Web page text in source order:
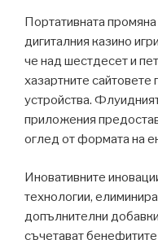
Портативната
дигиталния казино
че над шестдесет и
хазартните сайтовете
устройства.
приложения
оглед от формата на
Иновативните
технологии,
допълнителни
съчетават